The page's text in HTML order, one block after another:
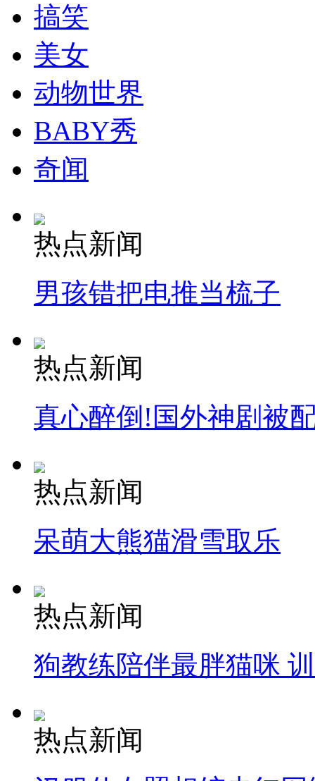
司机酒驾遇交警 急速倒车逃窜
搞笑
美女
动物世界
BABY秀
奇闻
热点新闻
男孩错把电推当梳子
热点新闻
真心醉倒!国外神剧被
热点新闻
呆萌大熊猫滑雪取乐
热点新闻
狗教练陪伴最胖猫咪
热点新闻